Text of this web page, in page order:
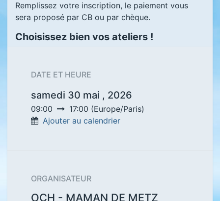
Remplissez votre inscription, le paiement vous
sera proposé par CB ou par chèque.
Choisissez bien vos ateliers !
DATE ET HEURE
samedi 30 mai , 2026
09:00 17:00 (Europe/Paris)
Ajouter au calendrier
ORGANISATEUR
OCH - MAMAN DE METZ